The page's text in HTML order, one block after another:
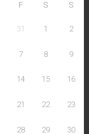
F S S
31 1 2
7 8 9
14 15 16
21 22 23
28 29 30